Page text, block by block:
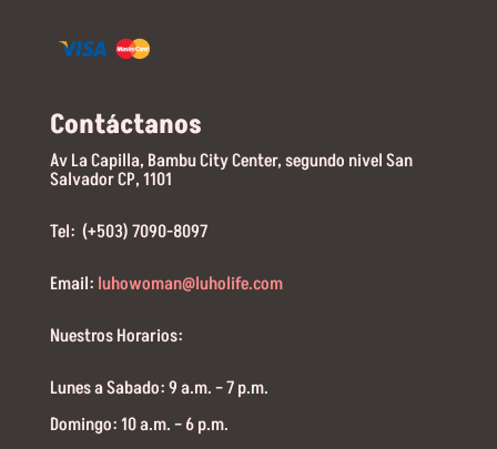
Contáctanos
Av La Capilla, Bambu City Center, segundo nivel San
Salvador CP, 1101
Tel: (+503) 7090-8097
Email: luhowoman@luholife.com
Nuestros Horarios:
Lunes a Sabado: 9 a.m. – 7 p.m.
Domingo: 10 a.m. – 6 p.m.